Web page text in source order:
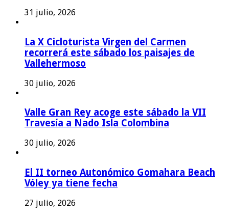
31 julio, 2026
La X Cicloturista Virgen del Carmen
recorrerá este sábado los paisajes de
Vallehermoso
30 julio, 2026
Valle Gran Rey acoge este sábado la VII
Travesía a Nado Isla Colombina
30 julio, 2026
El II torneo Autonómico Gomahara Beach
Vóley ya tiene fecha
27 julio, 2026